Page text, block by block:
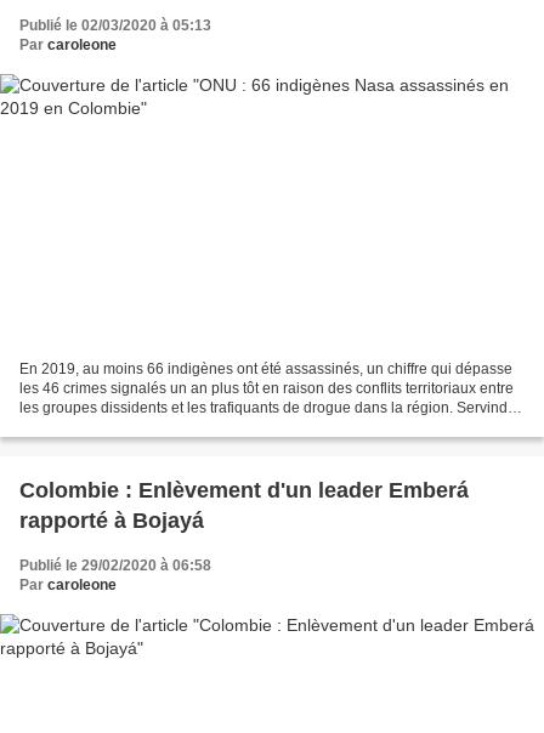
Publié le 02/03/2020 à 05:13
Par caroleone
En 2019, au moins 66 indigènes ont été assassinés, un chiffre qui dépasse
les 46 crimes signalés un an plus tôt en raison des conflits territoriaux entre
les groupes dissidents et les trafiquants de drogue dans la région. Servindi,
Colombie : Enlèvement d'un leader Emberá
rapporté à Bojayá
Publié le 29/02/2020 à 06:58
Par caroleone